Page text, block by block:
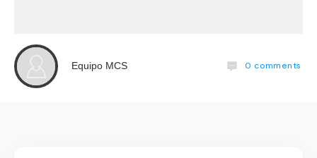
Equipo MCS 0 comments